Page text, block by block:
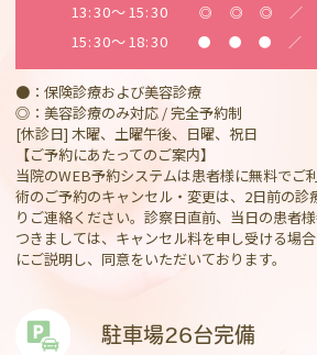
13:30～15:30 ◎ ◎ ◎ ／
15:30～18:30 ● ● ● ／
●：保険診療および美容診療
◎：美容診療のみ対応 / 完全予約制
[休診日] 木曜、土曜午後、日曜、祝日
【ご予約にあたってのご案内】
当院のWEB予約システムは患者様に無料でご
術のご予約のキャンセル・変更は、2日前の診
りご連絡ください。診察日直前、当日の患者
つきましては、キャンセル料を申し受ける場
にご説明し、同意をいただいております。
駐車場26台完備